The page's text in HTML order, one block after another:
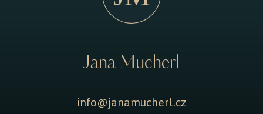
Jana Mucherl
info@janamucherl.cz